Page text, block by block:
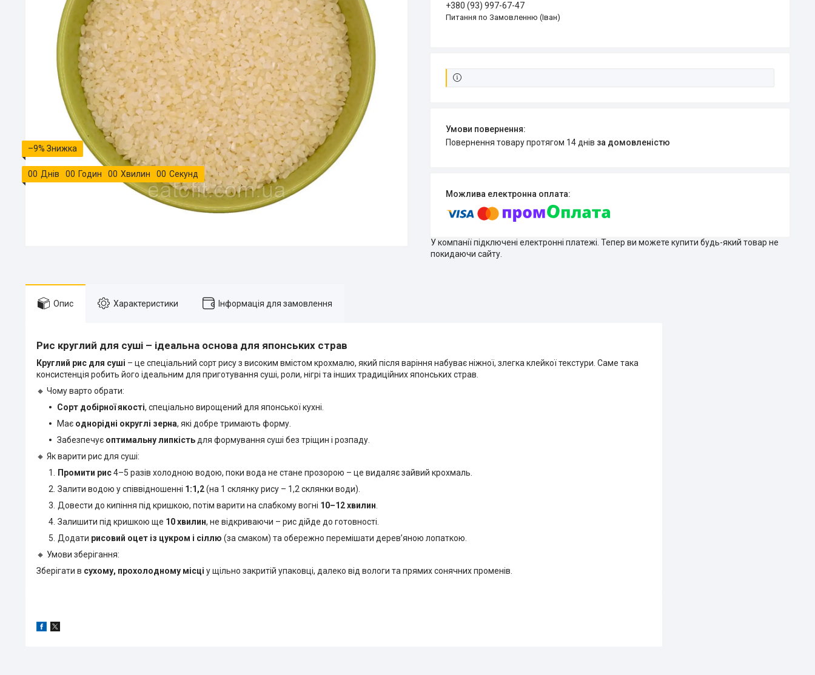
–9%
00 Днів 00 Годин 00 Хвилин 00 Секунд
+380 (93) 997-67-47
Питання по Замовленню (Іван)
повернення товару протягом 14 днів за домовленістю
У компанії підключені електронні платежі. Тепер ви можете купити будь-який товар не
покидаючи сайту.
Опис Характеристики Інформація для замовлення
Рис круглий для суші – ідеальна основа для японських страв
Круглий рис для суші – це спеціальний сорт рису з високим вмістом крохмалю, який після варіння набуває ніжної, злегка клейкої текстури. Саме така
консистенція робить його ідеальним для приготування суші, роли, нігрі та інших традиційних японських страв.
🔸 Чому варто обрати:
Сорт добірної якості, спеціально вирощений для японської кухні.
Має однорідні округлі зерна, які добре тримають форму.
Забезпечує оптимальну липкістьдля формування суші без тріщин і розпаду.
🔸 Як варити рис для суші:
Промити рис4–5 разів холодною водою, поки вода не стане прозорою – це видаляє зайвий крохмаль.
Залити водою у співвідношенні 1:1,2(на 1 склянку рису – 1,2 склянки води).
Довести до кипіння під кришкою, потім варити на слабкому вогні 10–12 хвилин.
Залишити під кришкою ще 10 хвилин, не відкриваючи – рис дійде до готовності.
Додати рисовий оцет із цукром і сіллю (за смаком) та обережно перемішати дерев’яною лопаткою.
🔸 Умови зберігання:
Зберігати в сухому, прохолодному місці у щільно закритій упаковці, далеко від вологи та прямих сонячних променів.